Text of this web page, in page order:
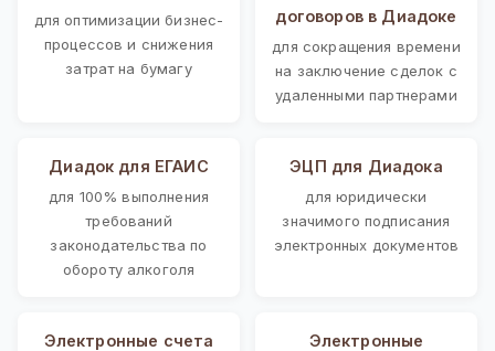
для оптимизации бизнес-
процессов и снижения
затрат на бумагу
договоров в Диадоке
для сокращения времени
на заключение сделок с
удаленными партнерами
Диадок для ЕГАИС
для 100% выполнения
требований
законодательства по
обороту алкоголя
ЭЦП для Диадока
для юридически
значимого подписания
электронных документов
Электронные счета
Электронные